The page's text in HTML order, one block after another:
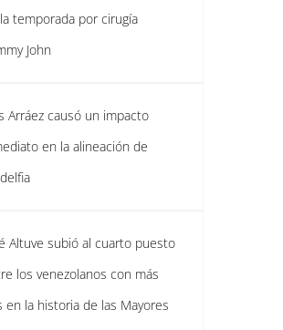
temporada por cirugía
John
Arráez causó un impacto
en la alineación de
Altuve subió al cuarto puesto
los venezolanos con más
en la historia de las Mayores